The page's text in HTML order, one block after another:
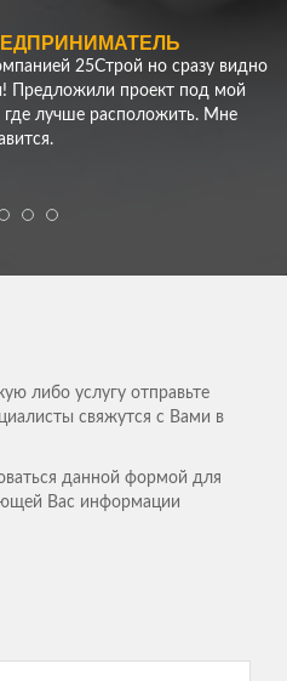
25Строй но сразу видно
Предложили проект под мой
где лучше расположить. Мне
для моего участка - скорость
живем в собственном доме, на
Вам ребята!
переехать из
и обратились к
Здесь нам сделали
Никаких зажержек,
спасибо!
!
либо услугу отправьте
свяжутся с Вами в
данной формой для
Вас информации